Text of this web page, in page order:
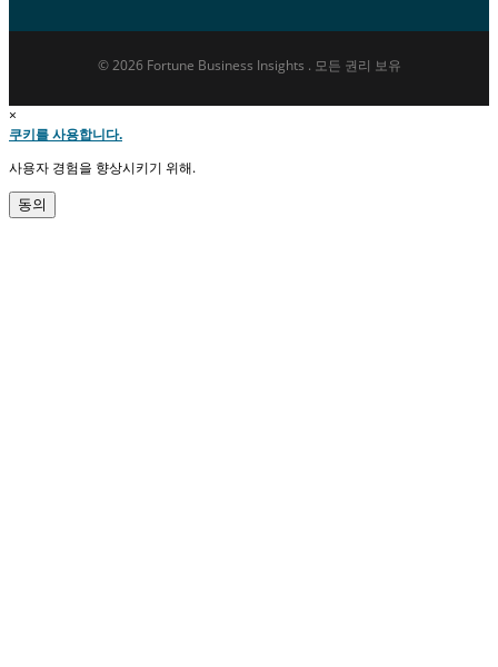
© 2026 Fortune Business Insights . 모든 권리 보유
×
쿠키를 사용합니다.
사용자 경험을 향상시키기 위해.
동의